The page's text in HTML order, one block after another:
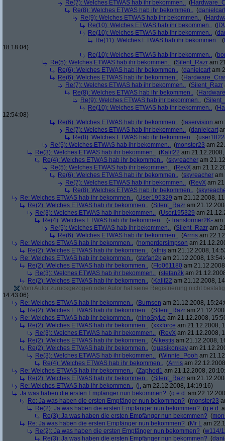
Re(7): Welches ETWAS hab ihr bekommen.. (
Re(8): Welches ETWAS hab ihr bekommen.. (danielcart
Re(9): Welches ETWAS hab ihr bekommen.. (
Re(10): Welches ETWAS hab ihr bekommen.. (
Re(10): Welches ETWAS hab ihr bekommen.. (
Re(11): Welches ETWAS hab ihr bekommen.. (
18:18:04)
Re(10): Welches ETWAS hab ihr bekommen.. (
Re(5): Welches ETWAS hab ihr bekommen.. (Silent_Razr am
Re(6): Welches ETWAS hab ihr bekommen.. (danielcart am
Re(6): Welches ETWAS hab ihr bekommen.. (
Re(7): Welches ETWAS hab ihr bekommen.. (Silent_Razr
Re(8): Welches ETWAS hab ihr bekommen.. (
Re(9): Welches ETWAS hab ihr bekommen.. (
Re(10): Welches ETWAS hab ihr bekommen.. (
12:54:08)
Re(6): Welches ETWAS hab ihr bekommen.. ( laservision am
Re(7): Welches ETWAS hab ihr bekommen.. (danielcart
Re(8): Welches ETWAS hab ihr bekommen.. (
Re(5): Welches ETWAS hab ihr bekommen.. (monster23 am
Re(3): Welches ETWAS hab ihr bekommen.. (Kalif22 am
Re(4): Welches ETWAS hab ihr bekommen.. (skyreacher am
Re(5): Welches ETWAS hab ihr bekommen.. (RevX am
Re(6): Welches ETWAS hab ihr bekommen.. (skyreacher am
Re(7): Welches ETWAS hab ihr bekommen.. (RevX am
Re(8): Welches ETWAS hab ihr bekommen.. (
Re: Welches ETWAS hab ihr bekommen.. (User195329 am 21.12.2008,
Re(2): Welches ETWAS hab ihr bekommen.. (Silent_Razr am
Re(3): Welches ETWAS hab ihr bekommen.. (User195329 am
Re(4): Welches ETWAS hab ihr bekommen.. (-Transformer2K- am
Re(5): Welches ETWAS hab ihr bekommen.. (Silent_Razr am
Re(6): Welches ETWAS hab ihr bekommen.. (Arrris am
Re: Welches ETWAS hab ihr bekommen.. (homerdersimpson am
Re(2): Welches ETWAS hab ihr bekommen.. (athis am 21.12.2008,
Re: Welches ETWAS hab ihr bekommen.. (stefan2k am 21.12.2008,
Re(2): Welches ETWAS hab ihr bekommen.. (Flo061180 am
Re(3): Welches ETWAS hab ihr bekommen.. (stefan2k am
Re(2): Welches ETWAS hab ihr bekommen.. (Kalif22 am 21.12.2008,
Vom Autor zurückgezogen oder Autor hat seine Registrierung nicht
14:43:06)
Re: Welches ETWAS hab ihr bekommen.. (Burnsen am 21.12.2008,
Re(2): Welches ETWAS hab ihr bekommen.. (Silent_Razr am
Re: Welches ETWAS hab ihr bekommen.. (ninoStyLe am 21.12.2008,
Re(2): Welches ETWAS hab ihr bekommen.. (xxxforce am 21.12.2008,
Re(3): Welches ETWAS hab ihr bekommen.. (RevX am 21.12.2008,
Re(2): Welches ETWAS hab ihr bekommen.. (Alkestis am 21.12.2008,
Re(2): Welches ETWAS hab ihr bekommen.. (quasikonkav am
Re(3): Welches ETWAS hab ihr bekommen.. (Winnie_Pooh am
Re(4): Welches ETWAS hab ihr bekommen.. (Arrris am
Re: Welches ETWAS hab ihr bekommen.. (Zaphod1 am 21.12.2008,
Re(2): Welches ETWAS hab ihr bekommen.. (Silent_Razr am
Re: Welches ETWAS hab ihr bekommen.. (j. am 22.12.2008, 14:19:16)
Ja was haben die ersten Empfänger nun bekommen? (q.e.d. am
Re: Ja was haben die ersten Empfänger nun bekommen? (monster23
Re(2): Ja was haben die ersten Empfänger nun bekommen? (q.e.d.
Re(3): Ja was haben die ersten Empfänger nun bekommen? (
Re: Ja was haben die ersten Empfänger nun bekommen? (Mr L am
Re(2): Ja was haben die ersten Empfänger nun bekommen? (w114/
Re(3): Ja was haben die ersten Empfänger nun bekommen? (